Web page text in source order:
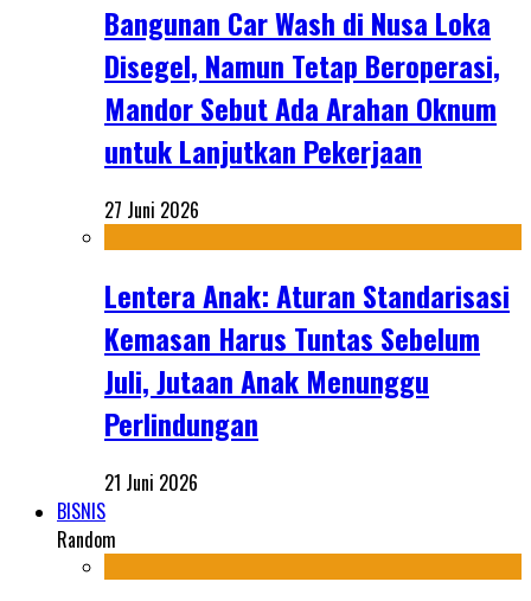
Bangunan Car Wash di Nusa Loka
Disegel, Namun Tetap Beroperasi,
Mandor Sebut Ada Arahan Oknum
untuk Lanjutkan Pekerjaan
27 Juni 2026
Lentera Anak: Aturan Standarisasi
Kemasan Harus Tuntas Sebelum
Juli, Jutaan Anak Menunggu
Perlindungan
21 Juni 2026
BISNIS
Random